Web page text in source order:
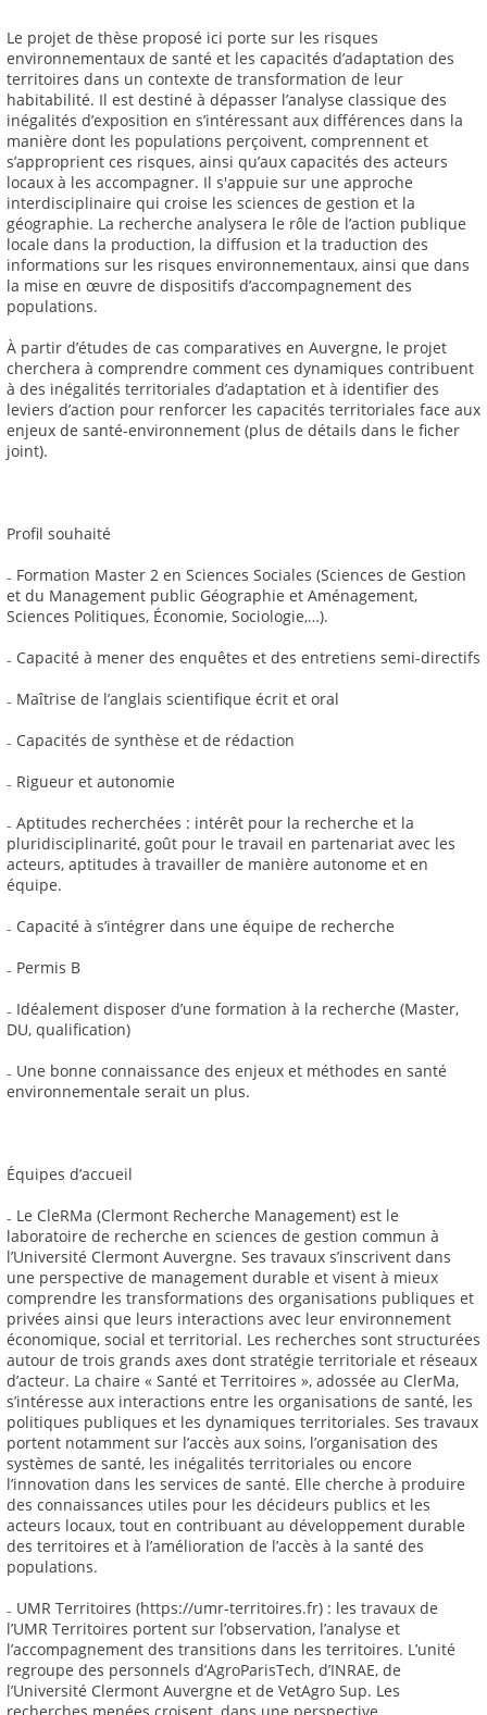
Le projet de thèse proposé ici porte sur les risques
environnementaux de santé et les capacités d’adaptation des
territoires dans un contexte de transformation de leur
habitabilité. Il est destiné à dépasser l’analyse classique des
inégalités d’exposition en s’intéressant aux différences dans la
manière dont les populations perçoivent, comprennent et
s’approprient ces risques, ainsi qu’aux capacités des acteurs
locaux à les accompagner. Il s'appuie sur une approche
interdisciplinaire qui croise les sciences de gestion et la
géographie. La recherche analysera le rôle de l’action publique
locale dans la production, la diffusion et la traduction des
informations sur les risques environnementaux, ainsi que dans
la mise en œuvre de dispositifs d’accompagnement des
populations.
À partir d’études de cas comparatives en Auvergne, le projet
cherchera à comprendre comment ces dynamiques contribuent
à des inégalités territoriales d’adaptation et à identifier des
leviers d’action pour renforcer les capacités territoriales face aux
enjeux de santé-environnement (plus de détails dans le ficher
joint).
Profil souhaité
₋ Formation Master 2 en Sciences Sociales (Sciences de Gestion
et du Management public Géographie et Aménagement,
Sciences Politiques, Économie, Sociologie,…).
₋ Capacité à mener des enquêtes et des entretiens semi-directifs
₋ Maîtrise de l’anglais scientifique écrit et oral
₋ Capacités de synthèse et de rédaction
₋ Rigueur et autonomie
₋ Aptitudes recherchées : intérêt pour la recherche et la
pluridisciplinarité, goût pour le travail en partenariat avec les
acteurs, aptitudes à travailler de manière autonome et en
équipe.
₋ Capacité à s’intégrer dans une équipe de recherche
₋ Permis B
₋ Idéalement disposer d’une formation à la recherche (Master,
DU, qualification)
₋ Une bonne connaissance des enjeux et méthodes en santé
environnementale serait un plus.
Équipes d’accueil
₋ Le CleRMa (Clermont Recherche Management) est le
laboratoire de recherche en sciences de gestion commun à
l’Université Clermont Auvergne. Ses travaux s’inscrivent dans
une perspective de management durable et visent à mieux
comprendre les transformations des organisations publiques et
privées ainsi que leurs interactions avec leur environnement
économique, social et territorial. Les recherches sont structurées
autour de trois grands axes dont stratégie territoriale et réseaux
d’acteur. La chaire « Santé et Territoires », adossée au ClerMa,
s’intéresse aux interactions entre les organisations de santé, les
politiques publiques et les dynamiques territoriales. Ses travaux
portent notamment sur l’accès aux soins, l’organisation des
systèmes de santé, les inégalités territoriales ou encore
l’innovation dans les services de santé. Elle cherche à produire
des connaissances utiles pour les décideurs publics et les
acteurs locaux, tout en contribuant au développement durable
des territoires et à l’amélioration de l’accès à la santé des
populations.
₋ UMR Territoires (https://umr-territoires.fr) : les travaux de
l’UMR Territoires portent sur l’observation, l’analyse et
l’accompagnement des transitions dans les territoires. L’unité
regroupe des personnels d’AgroParisTech, d’INRAE, de
l’Université Clermont Auvergne et de VetAgro Sup. Les